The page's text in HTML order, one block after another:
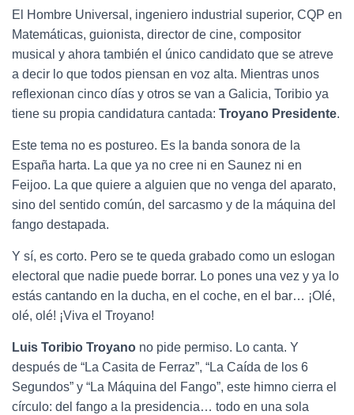
El Hombre Universal, ingeniero industrial superior, CQP en
Matemáticas, guionista, director de cine, compositor
musical y ahora también el único candidato que se atreve
a decir lo que todos piensan en voz alta. Mientras unos
reflexionan cinco días y otros se van a Galicia, Toribio ya
tiene su propia candidatura cantada: Troyano Presidente.
Este tema no es postureo. Es la banda sonora de la
España harta. La que ya no cree ni en Saunez ni en
Feijoo. La que quiere a alguien que no venga del aparato,
sino del sentido común, del sarcasmo y de la máquina del
fango destapada.
Y sí, es corto. Pero se te queda grabado como un eslogan
electoral que nadie puede borrar. Lo pones una vez y ya lo
estás cantando en la ducha, en el coche, en el bar… ¡Olé,
olé, olé! ¡Viva el Troyano!
Luis Toribio Troyano no pide permiso. Lo canta. Y
después de “La Casita de Ferraz”, “La Caída de los 6
Segundos” y “La Máquina del Fango”, este himno cierra el
círculo: del fango a la presidencia… todo en una sola